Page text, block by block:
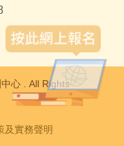
心 . All Rights
及實務聲明